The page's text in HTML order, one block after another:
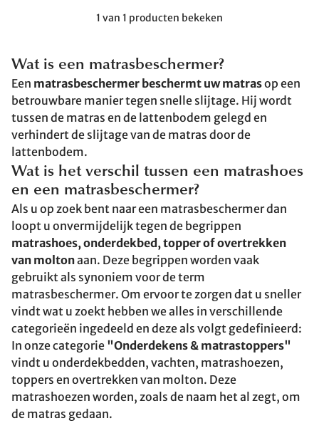
1 van 1 producten bekeken
Wat is een matrasbeschermer?
Een matrasbeschermer beschermt uw matrasop een
betrouwbare manier tegen snelle slijtage. Hij wordt
tussen de matras en de lattenbodem gelegd en
verhindert de slijtage van de matras door de
lattenbodem.
Wat is het verschil tussen een matrashoes
en een matrasbeschermer?
Als u op zoek bent naar een matrasbeschermer dan
loopt u onvermijdelijk tegen de begrippen
matrashoes, onderdekbed, topper of overtrekken
van moltonaan. Deze begrippen worden vaak
gebruikt als synoniem voor de term
matrasbeschermer. Om ervoor te zorgen dat u sneller
vindt wat u zoekt hebben we alles in verschillende
categorieën ingedeeld en deze als volgt gedefinieerd:
In onze categorie "Onderdekens & matrastoppers"
vindt u onderdekbedden, vachten, matrashoezen,
toppers en overtrekken van molton. Deze
matrashoezen worden, zoals de naam het al zegt, om
de matras gedaan.